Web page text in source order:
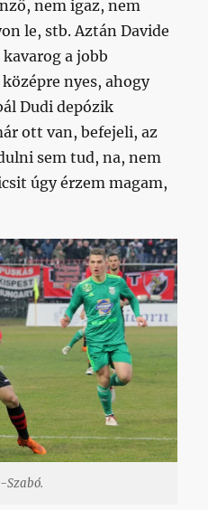
nem igaz, nem
le, stb. Aztán Davide
a jobb
nyes, ahogy
Dudi depózik
ott van, befejeli, az
sem tud, na, nem
úgy érzem magam,
Szabó.